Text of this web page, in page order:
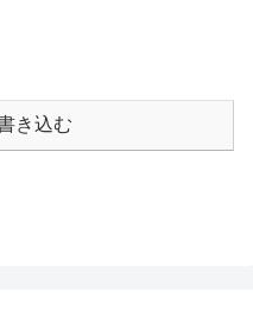
き込む